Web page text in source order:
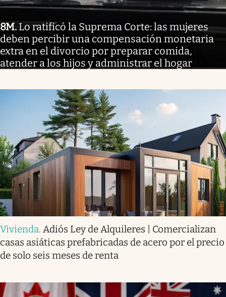
8M. Lo ratificó la Suprema Corte: las mujeres
deben percibir una compensación monetaria
extra en el divorcio por preparar comida,
atender a los hijos y administrar el hogar
Vivienda. Adiós Ley de Alquileres | Comercializan
casas asiáticas prefabricadas de acero por el precio
de solo seis meses de renta